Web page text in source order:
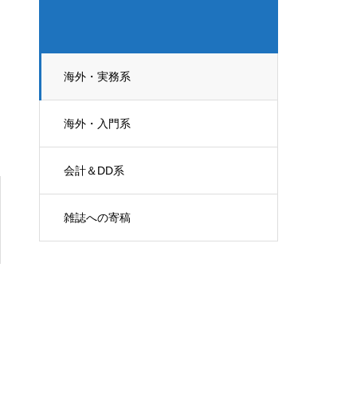
海外・実務系
海外・入門系
会計＆DD系
雑誌への寄稿